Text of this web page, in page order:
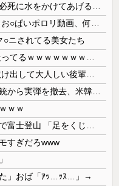
ニされてる美女たち
ｗｗ
すぎだろwww
た」おば「ｱｯ…ｯｽ…」→